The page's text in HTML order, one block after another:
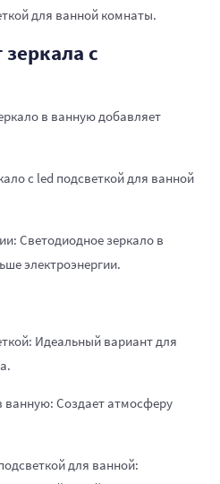
для ванной комнаты.
с
в ванную добавляет
с led подсветкой для ванной
Светодиодное зеркало в
электроэнергии.
Идеальный вариант для
ванную: Создает атмосферу
для ванной: